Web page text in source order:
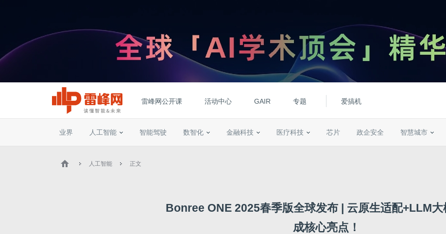
雷峰网公开课 活动中心 GAIR 专题 爱搞机
业界 人工智能 智能驾驶 数智化 金融科技 医疗科技 芯片 政企安全 智慧城市
人工智能 正文
Bonree ONE 2025春季版全球发布 | 云原生适配+LLM大
成核心亮点！